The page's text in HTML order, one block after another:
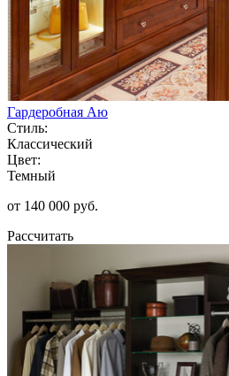
Гардеробная Аю
Стиль:
Классический
Цвет:
Темный
от 140 000 руб.
Рассчитать